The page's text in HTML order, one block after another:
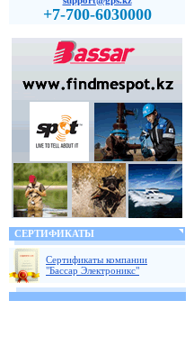
+7-700-6030000
СЕРТИФИКАТЫ
Сертификаты компании
"Бассар Электроникс"